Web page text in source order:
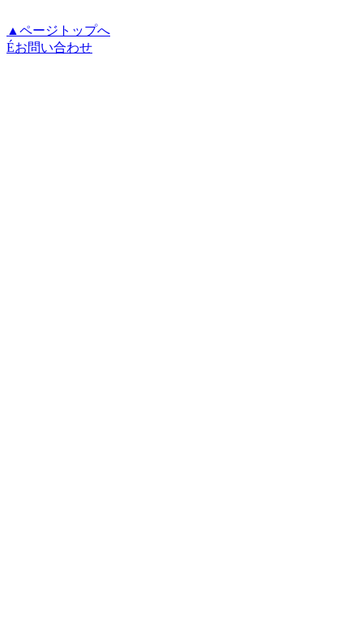
▲ページトップへ
Éお問い合わせ